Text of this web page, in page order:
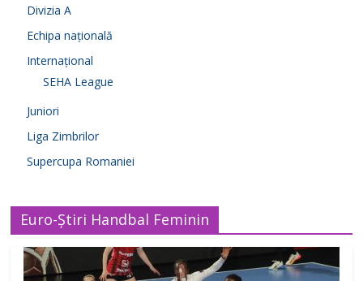
Divizia A
Echipa națională
Internațional
SEHA League
Juniori
Liga Zimbrilor
Supercupa Romaniei
Euro-Știri Handbal Feminin